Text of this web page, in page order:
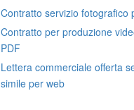
Contratto servizio fotografico
Contratto per produzione
PDF
Lettera commerciale offerta
simile per web